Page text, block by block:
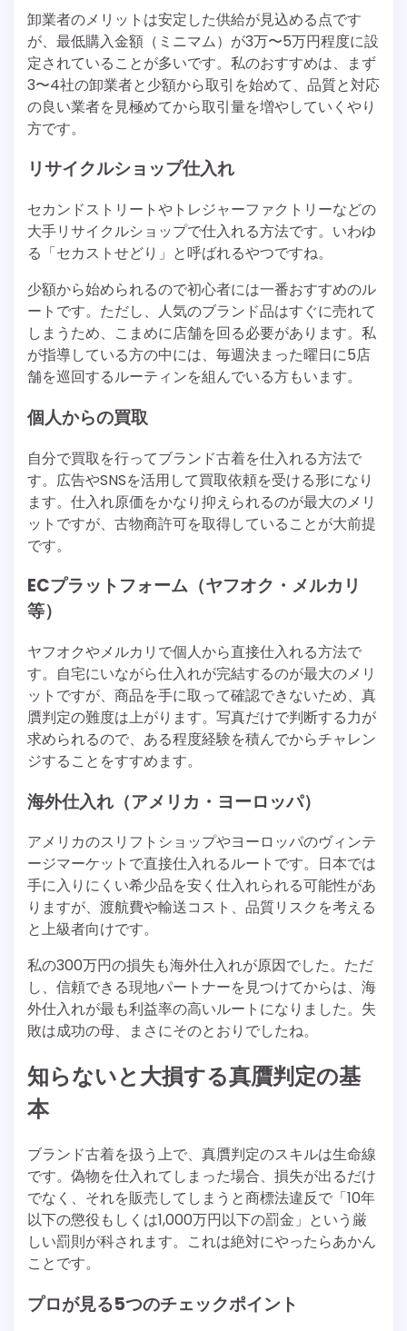
卸業者のメリットは安定した供給が見込める点です
が、最低購入金額（ミニマム）が3万〜5万円程度に設
定されていることが多いです。私のおすすめは、まず
3〜4社の卸業者と少額から取引を始めて、品質と対応
の良い業者を見極めてから取引量を増やしていくやり
方です。
リサイクルショップ仕入れ
セカンドストリートやトレジャーファクトリーなどの
大手リサイクルショップで仕入れる方法です。いわゆ
る「セカストせどり」と呼ばれるやつですね。
少額から始められるので初心者には一番おすすめのル
ートです。ただし、人気のブランド品はすぐに売れて
しまうため、こまめに店舗を回る必要があります。私
が指導している方の中には、毎週決まった曜日に5店
舗を巡回するルーティンを組んでいる方もいます。
個人からの買取
自分で買取を行ってブランド古着を仕入れる方法で
す。広告やSNSを活用して買取依頼を受ける形になり
ます。仕入れ原価をかなり抑えられるのが最大のメリ
ットですが、古物商許可を取得していることが大前提
です。
ECプラットフォーム（ヤフオク・メルカリ
等）
ヤフオクやメルカリで個人から直接仕入れる方法で
す。自宅にいながら仕入れが完結するのが最大のメリ
ットですが、商品を手に取って確認できないため、真
贋判定の難度は上がります。写真だけで判断する力が
求められるので、ある程度経験を積んでからチャレン
ジすることをすすめます。
海外仕入れ（アメリカ・ヨーロッパ）
アメリカのスリフトショップやヨーロッパのヴィンテ
ージマーケットで直接仕入れるルートです。日本では
手に入りにくい希少品を安く仕入れられる可能性があ
りますが、渡航費や輸送コスト、品質リスクを考える
と上級者向けです。
私の300万円の損失も海外仕入れが原因でした。ただ
し、信頼できる現地パートナーを見つけてからは、海
外仕入れが最も利益率の高いルートになりました。失
敗は成功の母、まさにそのとおりでしたね。
知らないと大損する真贋判定の基
本
ブランド古着を扱う上で、真贋判定のスキルは生命線
です。偽物を仕入れてしまった場合、損失が出るだけ
でなく、それを販売してしまうと商標法違反で「10年
以下の懲役もしくは1,000万円以下の罰金」という厳
しい罰則が科されます。これは絶対にやったらあかん
ことです。
プロが見る5つのチェックポイント